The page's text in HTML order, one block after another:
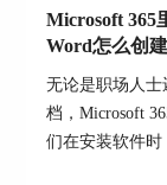
Microsoft 365
Word怎么创
无论是职场人士
档，Microsoft
们在安装软件时
没有Word快捷